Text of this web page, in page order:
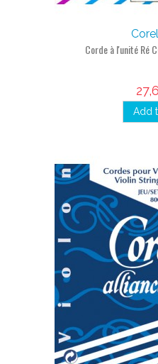
Corde à l'unité Ré
Add